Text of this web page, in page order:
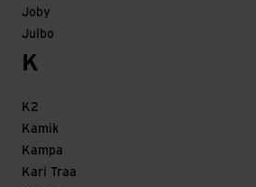
Joby
Julbo
K
K2
Kamik
Kampa
Kari Traa